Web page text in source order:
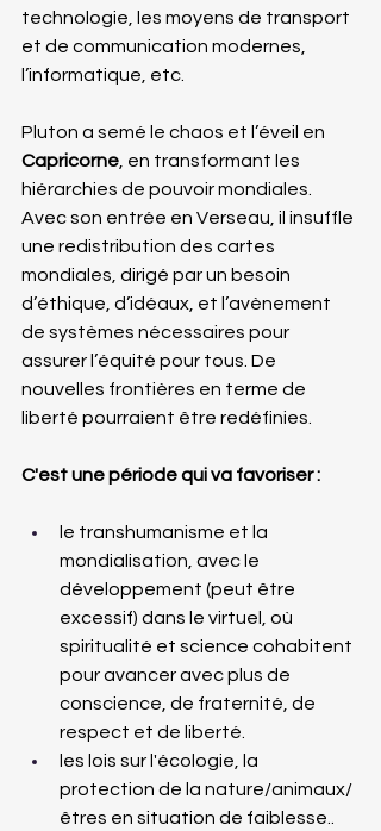
technologie, les moyens de transport
et de communication modernes,
l’informatique, etc.
Pluton a semé le chaos et l’éveil en
Capricorne , en transformant les
hiérarchies de pouvoir mondiales.
Avec son entrée en Verseau, il insuffle
une redistribution des cartes
mondiales, dirigé par un besoin
d’éthique, d’idéaux, et l’avènement
de systèmes nécessaires pour
assurer l’équité pour tous. De
nouvelles frontières en terme de
liberté pourraient être redéfinies.
C'est une période qui va favoriser :
le transhumanisme et la
mondialisation, avec le
développement (peut être
excessif) dans le virtuel, où
spiritualité et science cohabitent
pour avancer avec plus de
conscience, de fraternité, de
respect et de liberté.
les lois sur l'écologie, la
protection de la nature/animaux/
êtres en situation de faiblesse..